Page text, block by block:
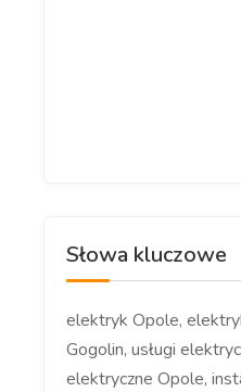
Słowa kluczowe
elektryk Opole,
Gogolin, usługi
elektryczne Opole,